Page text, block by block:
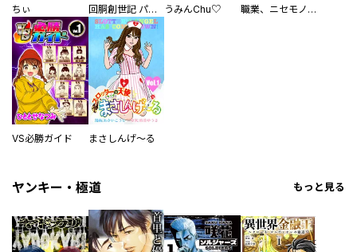
ちぃ 回胴創世記 パチスロを創った男達 うみんChu♡ 職業、ニセモノ～あなたに偽は見抜けない【電子単行本版】
VS必勝ガイド まさしんげ～る
ヤンキー・極道 もっと見る